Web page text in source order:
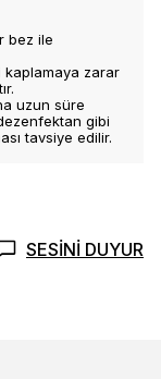
bez ile
kaplamaya zarar
uzun süre
gibi
tavsiye edilir.
SESİNİ DUYUR